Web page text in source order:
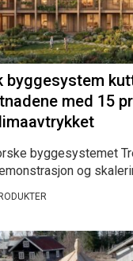
byggesystem
med 15
byggesystemet
og